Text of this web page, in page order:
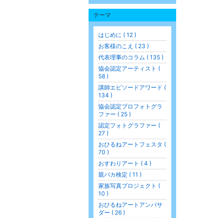
テーマ
はじめに ( 12 )
お客様のこえ ( 23 )
代表理事のコラム ( 135 )
協会認定アーティスト (
58 )
講師エピソードアワード (
134 )
協会認定プロフォトグラ
ファー ( 25 )
認定フォトグラファー (
27 )
おひるねアートフェスタ (
70 )
おすわりアート ( 4 )
親バカ検定 ( 11 )
家族写真プロジェクト (
10 )
おひるねアートアンバサ
ダー ( 26 )